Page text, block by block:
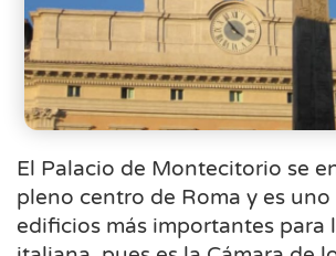
El Palacio de Montecitorio se
pleno centro de Roma y es uno
edificios más importantes para